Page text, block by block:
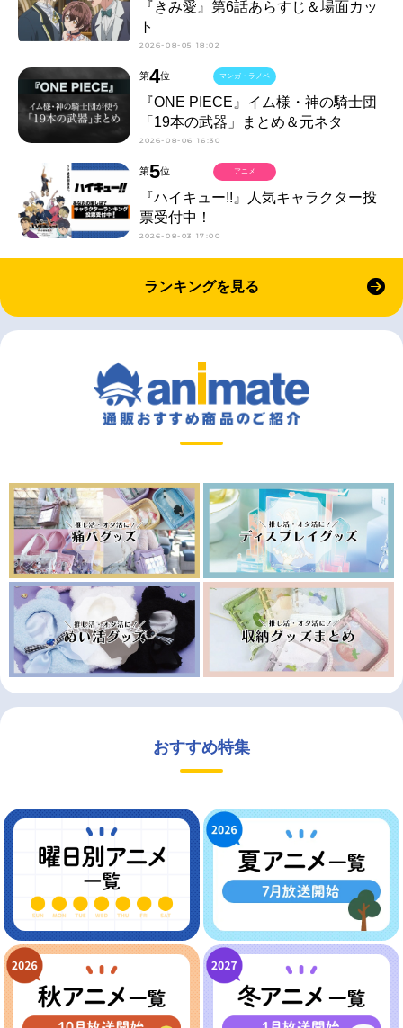
『きみ愛』第6話あらすじ＆場面カッ
ト
2026-08-05 18:02
第4位
『ONE PIECE』イム様・神の騎士団
「19本の武器」まとめ＆元ネタ
2026-08-06 16:30
マンガ・ラノベ
第5位
『ハイキュー!!』人気キャラクター投
票受付中！
2026-08-03 17:00
アニメ
ランキングを見る
おすすめ特集